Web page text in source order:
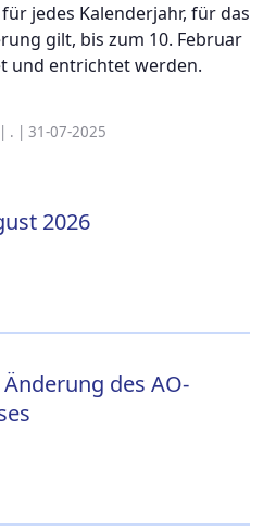
jedes Kalenderjahr, für das
gilt, bis zum 10. Februar
und entrichtet werden.
. | 31-07-2025
2026
des AO-